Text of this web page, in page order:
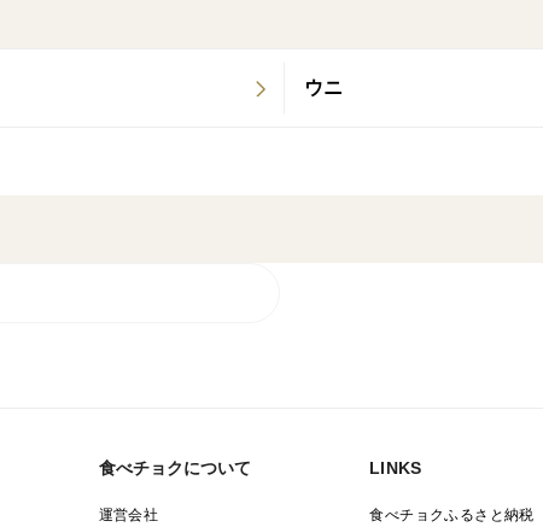
ウニ
食べチョクについて
運営会社
LINKS
食べチョクふるさと納税